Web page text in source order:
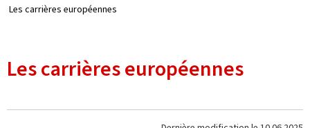
Les carrières européennes
Les carrières européennes